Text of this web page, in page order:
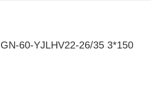
GN-60-YJLHV22-26/35 3*150